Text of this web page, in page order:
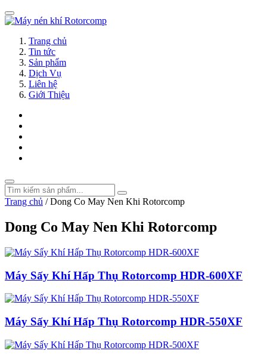
Trang chủ
Tin tức
Sản phẩm
Dịch Vụ
Liên hệ
Giới Thiệu
Trang chủ /Dong Co May Nen Khi Rotorcomp
Dong Co May Nen Khi Rotorcomp
Máy Sấy Khí Hấp Thụ Rotorcomp HDR-600XF
Máy Sấy Khí Hấp Thụ Rotorcomp HDR-550XF